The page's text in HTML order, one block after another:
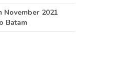
November 2021
Batam